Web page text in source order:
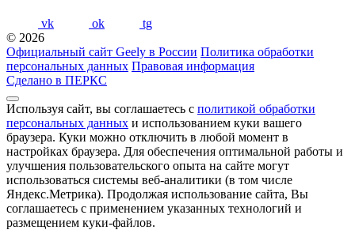
vk ok
tg
© 2026
Официальный сайт Geely в России Политика обработки
персональных данных Правовая информация
Сделано в ПЕРКС
Используя сайт, вы соглашаетесь с политикой обработки
персональных данных и использованием куки вашего
браузера. Куки можно отключить в любой момент в
настройках браузера. Для обеспечения оптимальной работы и
улучшения пользовательского опыта на сайте могут
использоваться системы веб-аналитики (в том числе
Яндекс.Метрика). Продолжая использование сайта, Вы
соглашаетесь с применением указанных технологий и
размещением куки-файлов.